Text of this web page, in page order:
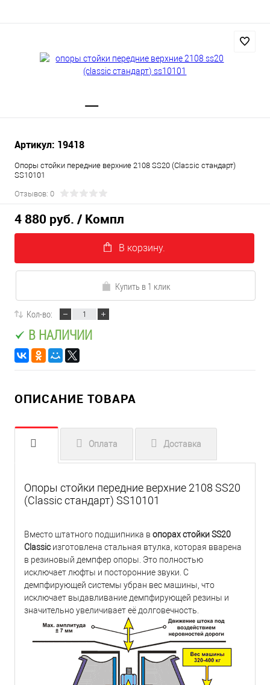
Артикул: 19418
Опоры стойки передние верхние 2108 SS20 (Classic стандарт)
SS10101
Отзывов: 0
4 880 руб. / Компл
В корзину.
Купить в 1 клик
Кол-во:
В НАЛИЧИИ
ОПИСАНИЕ ТОВАРА
Оплата Доставка
Опоры стойки передние верхние 2108 SS20
(Classic стандарт) SS10101
Вместо штатного подшипника в опорах стойки SS20
Classic изготовлена стальная втулка, которая вварена
в резиновый демпфер опоры. Это полностью
исключает люфты и посторонние звуки. С
демпфирующей системы убран вес машины, что
исключает выдавливание демпфирующей резины и
значительно увеличивает её долговечность.